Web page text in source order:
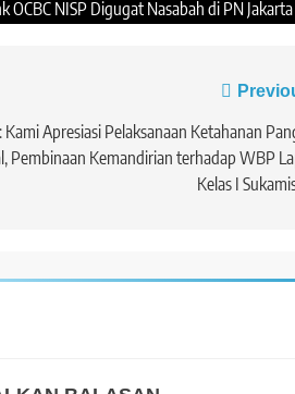
OCBC NISP Digugat Nasabah di PN
Kami Apresiasi Pelaksanaan Ketahanan
Pembinaan Kemandirian terhadap WBP
Kelas I